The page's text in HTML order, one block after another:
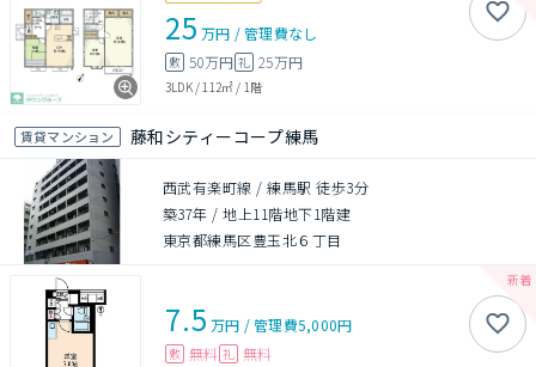
25 万円 /管理費なし
敷 50万円 礼 25万円
3LDK/112㎡ / 1階
賃貸マンション 藤和シティーコープ練馬
西武有楽町線 / 練馬駅 徒歩3分
築37年 /地上11階地下1階建
東京都練馬区豊玉北６丁目
7.5 万円 /管理費5,000円
敷 無料 礼 無料